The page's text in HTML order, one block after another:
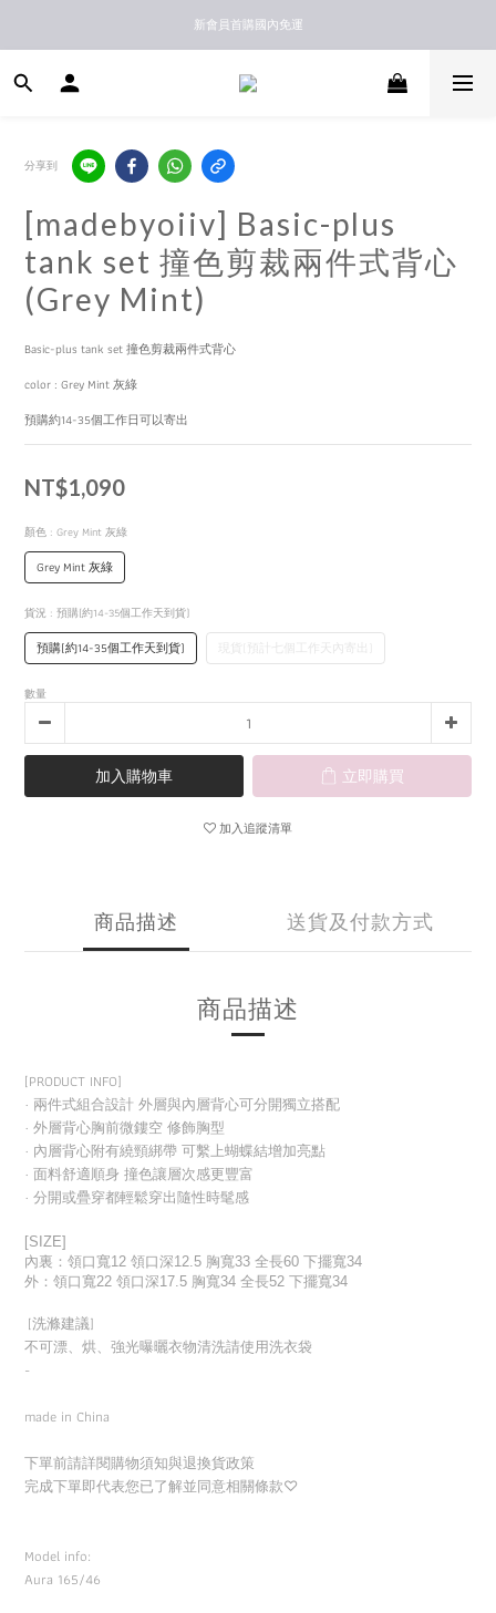
新馬港澳順豐到付配送
新會員首購國內免運
新馬港澳順豐到付配送
分享到
[madebyoiiv] Basic-plus
tank set 撞色剪裁兩件式背心
(Grey Mint)
Basic-plus tank set 撞色剪裁兩件式背心
color : Grey Mint 灰綠
預購約14-35個工作日可以寄出
NT$1,090
顏色 : Grey Mint 灰綠
Grey Mint 灰綠
貨況 : 預購(約14-35個工作天到貨)
預購(約14-35個工作天到貨) 現貨(預計七個工作天內寄出)
數量
加入購物車 立即購買
加入追蹤清單
商品描述 送貨及付款方式
商品描述
[PRODUCT INFO]
· 兩件式組合設計 外層與內層背心可分開獨立搭配
· 外層背心胸前微鏤空 修飾胸型
· 內層背心附有繞頸綁帶 可繫上蝴蝶結增加亮點
· 面料舒適順身 撞色讓層次感更豐富
· 分開或疊穿都輕鬆穿出隨性時髦感
[SIZE]
內裏：領口寬12 領口深12.5 胸寬33 全長60 下擺寬34
外：領口寬22 領口深17.5 胸寬34 全長52 下擺寬34
[洗滌建議]
不可漂、烘、強光曝曬衣物清洗請使用洗衣袋
-
made in China
下單前請詳閱購物須知與退換貨政策
完成下單即代表您已了解並同意相關條款♡
Model info:
Aura 165/46